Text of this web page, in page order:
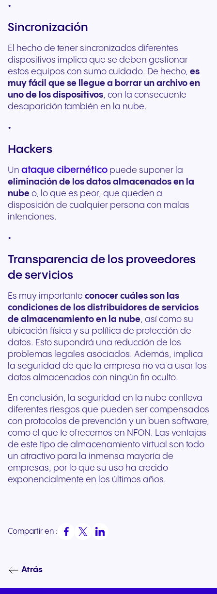
Sincronización
El hecho de tener sincronizados diferentes
dispositivos implica que se deben gestionar
estos equipos con sumo cuidado. De hecho, es
muy fácil que se llegue a borrar un archivo en
uno de los dispositivos, con la consecuente
desaparición también en la nube.
Hackers
Un ataque cibernético puede suponer la
eliminación de los datos almacenados en la
nube o, lo que es peor, que queden a
disposición de cualquier persona con malas
intenciones.
Transparencia de los proveedores
de servicios
Es muy importante conocer cuáles son las
condiciones de los distribuidores de servicios
de almacenamiento en la nube, así como su
ubicación física y su política de protección de
datos. Esto supondrá una reducción de los
problemas legales asociados. Además, implica
la seguridad de que la empresa no va a usar los
datos almacenados con ningún fin oculto.
En conclusión, la seguridad en la nube conlleva
diferentes riesgos que pueden ser compensados
con protocolos de prevención y un buen software,
como el que te ofrecemos en NFON. Las ventajas
de este tipo de almacenamiento virtual son todo
un atractivo para la inmensa mayoría de
empresas, por lo que su uso ha crecido
exponencialmente en los últimos años.
Compartir en :
Atrás